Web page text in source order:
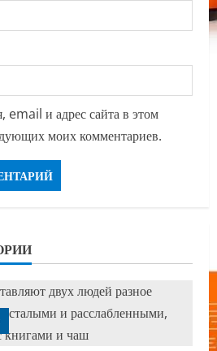
email и адрес сайта в этом
моих комментариев.